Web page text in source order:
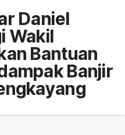
Daniel
Wakil
Bantuan
Banjir